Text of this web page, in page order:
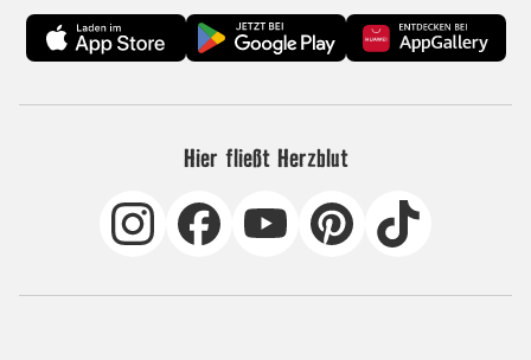
Hier fließt Herzblut